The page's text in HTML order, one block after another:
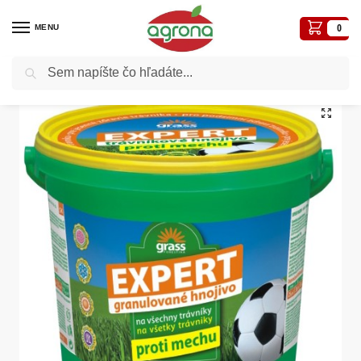
MENU 0
Domov Hnojivá / Hnojivá trávnikové / EXPERT proti machu 5kg vedro